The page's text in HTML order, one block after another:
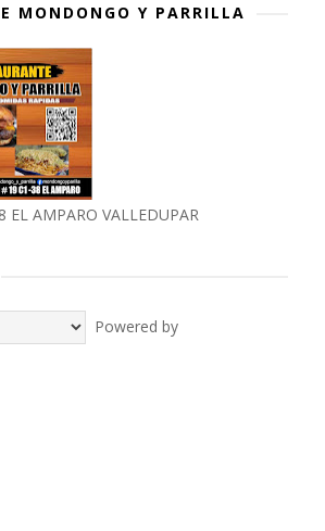
MONDONGO Y PARRILLA
EL AMPARO VALLEDUPAR
Powered by